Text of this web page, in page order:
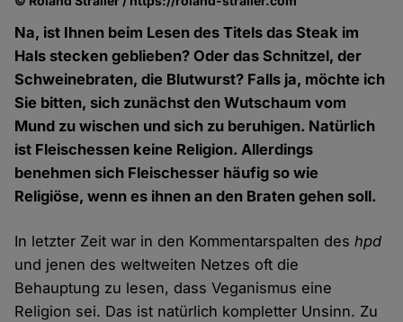
Na, ist Ihnen beim Lesen des Titels das Steak im
Hals stecken geblieben? Oder das Schnitzel, der
Schweinebraten, die Blutwurst? Falls ja, möchte ich
Sie bitten, sich zunächst den Wutschaum vom
Mund zu wischen und sich zu beruhigen. Natürlich
ist Fleischessen keine Religion. Allerdings
benehmen sich Fleischesser häufig so wie
Religiöse, wenn es ihnen an den Braten gehen soll.
In letzter Zeit war in den Kommentarspalten deshpd
und jenen des weltweiten Netzes oft die
Behauptung zu lesen, dass Veganismus eine
Religion sei. Das ist natürlich kompletter Unsinn. Zu